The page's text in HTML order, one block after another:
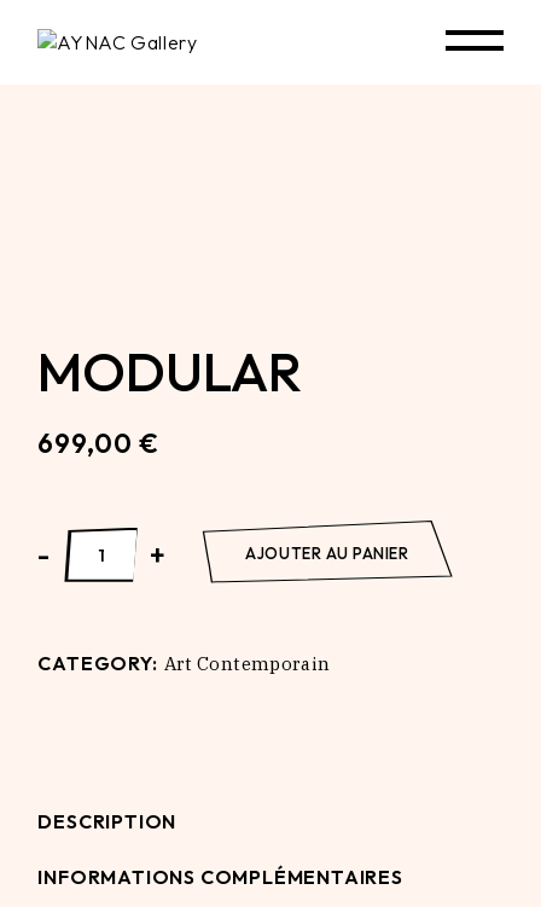
MODULAR
699,00 €
Modular quantity
- + AJOUTER AU PANIER
CATEGORY: Art Contemporain
DESCRIPTION
INFORMATIONS COMPLÉMENTAIRES